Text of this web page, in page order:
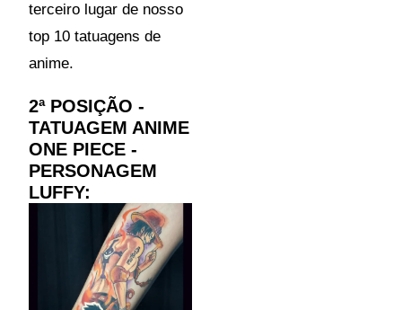
terceiro lugar de nosso
top 10 tatuagens de
anime.
2ª POSIÇÃO -
TATUAGEM ANIME
ONE PIECE -
PERSONAGEM
LUFFY: